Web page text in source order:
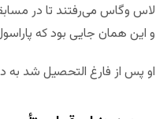
لاس وگاس می‌رفتند تا در
و این همان جایی بود که
او پس از فارغ التحصیل شد به